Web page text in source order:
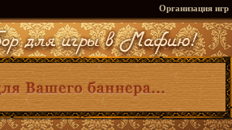
Организация игр